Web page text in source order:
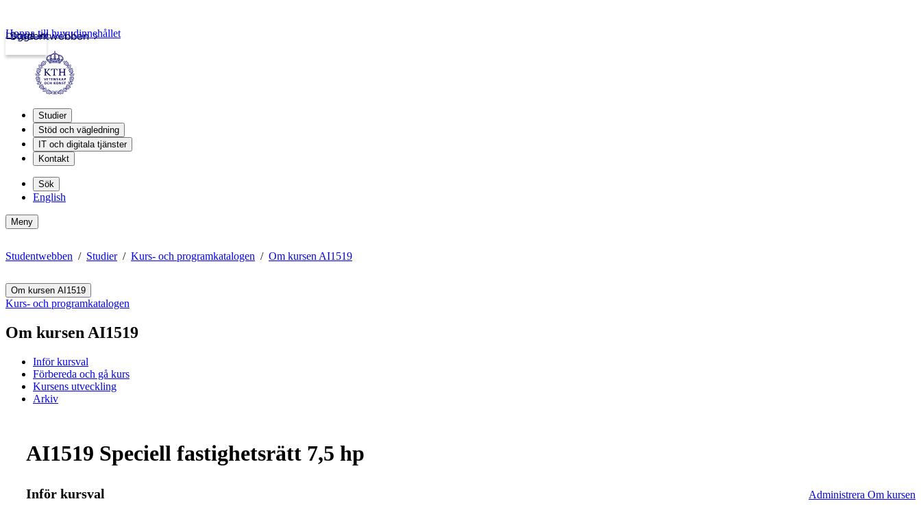
Studentwebben
Logga in
Hoppa till huvudinnehållet
Studier
Stöd och vägledning
IT och digitala tjänster
Kontakt
Sök
English
Meny
Studentwebben Studier Kurs- och programkatalogen Om kursen AI1519
Om kursen AI1519
Kurs- och programkatalogen
Om kursen AI1519
Inför kursval
Förbereda och gå kurs
Kursens utveckling
Arkiv
AI1519 Speciell fastighetsrätt 7,5 hp
Inför kursval Administrera Om kursen